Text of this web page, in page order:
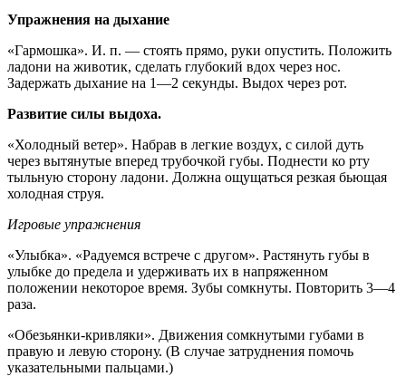
Упражнения на дыхание
«Гармошка». И. п. — стоять прямо, руки опустить. Положить
ладони на животик, сделать глубокий вдох через нос.
Задержать дыхание на 1—2 секунды. Выдох через рот.
Развитие силы выдоха.
«Холодный ветер». Набрав в легкие воздух, с силой дуть
через вытянутые вперед трубочкой губы. Поднести ко рту
тыльную сторону ладони. Должна ощущаться резкая бьющая
холодная струя.
Игровые упражнения
«Улыбка». «Радуемся встрече с другом». Растянуть губы в
улыбке до предела и удерживать их в напряженном
положении некоторое время. Зубы сомкнуты. Повторить 3—4
раза.
«Обезьянки-кривляки». Движения сомкнутыми губами в
правую и левую сторону. (В случае затруднения помочь
указательными пальцами.)